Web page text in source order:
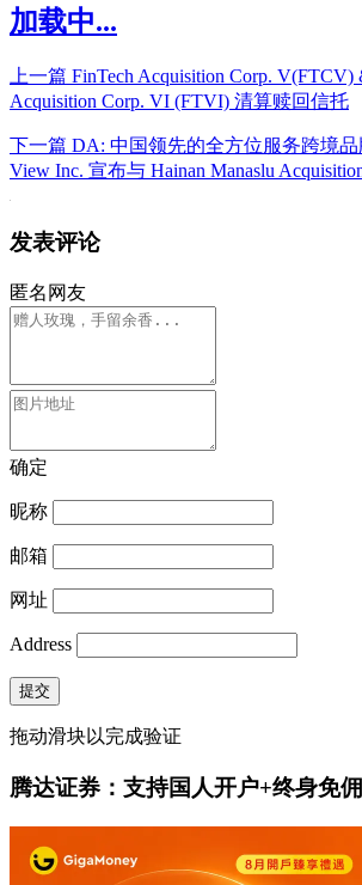
加载中...
上一篇 FinTech Acquisition Corp. V(FTCV)
Acquisition Corp. VI (FTVI) 清算赎回信托
下一篇 DA: 中国领先的全方位服务跨境
View Inc. 宣布与 Hainan Manaslu
发表评论
匿名网友
确定
昵称
邮箱
网址
Address
提交
拖动滑块以完成验证
腾达证券：支持国人开户+终身免佣